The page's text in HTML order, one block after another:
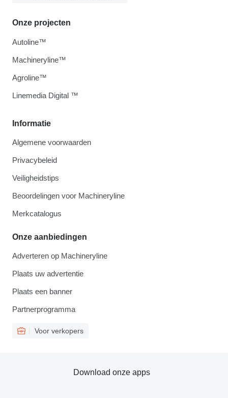
Informatie
Algemene voorwaarden
Privacybeleid
Veiligheidstips
Beoordelingen voor Machineryline
Merkcatalogus
Onze aanbiedingen
Adverteren op Machineryline
Plaats uw advertentie
Plaats een banner
Partnerprogramma
Voor verkopers
Onze projecten
Autoline™
Machineryline™
Agroline™
Linemedia Digital ™
Download onze apps